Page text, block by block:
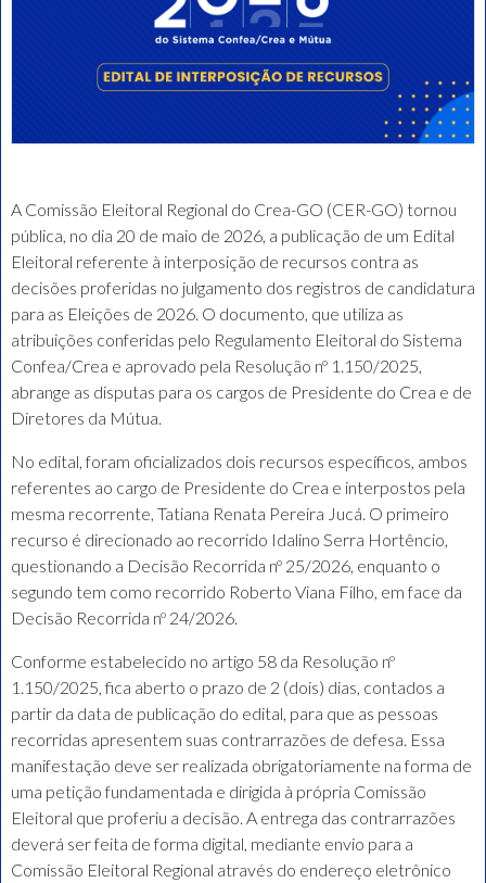
A Comissão Eleitoral Regional do Crea-GO (CER-GO) tornou
pública, no dia 20 de maio de 2026, a publicação de um Edital
Eleitoral referente à interposição de recursos contra as
decisões proferidas no julgamento dos registros de candidatura
para as Eleições de 2026. O documento, que utiliza as
atribuições conferidas pelo Regulamento Eleitoral do Sistema
Confea/Crea e aprovado pela Resolução nº 1.150/2025,
abrange as disputas para os cargos de Presidente do Crea e de
Diretores da Mútua.
No edital, foram oficializados dois recursos específicos, ambos
referentes ao cargo de Presidente do Crea e interpostos pela
mesma recorrente, Tatiana Renata Pereira Jucá. O primeiro
recurso é direcionado ao recorrido Idalino Serra Hortêncio,
questionando a Decisão Recorrida nº 25/2026, enquanto o
segundo tem como recorrido Roberto Viana Filho, em face da
Decisão Recorrida nº 24/2026.
Conforme estabelecido no artigo 58 da Resolução nº
1.150/2025, fica aberto o prazo de 2 (dois) dias, contados a
partir da data de publicação do edital, para que as pessoas
recorridas apresentem suas contrarrazões de defesa. Essa
manifestação deve ser realizada obrigatoriamente na forma de
uma petição fundamentada e dirigida à própria Comissão
Eleitoral que proferiu a decisão. A entrega das contrarrazões
deverá ser feita de forma digital, mediante envio para a
Comissão Eleitoral Regional através do endereço eletrônico